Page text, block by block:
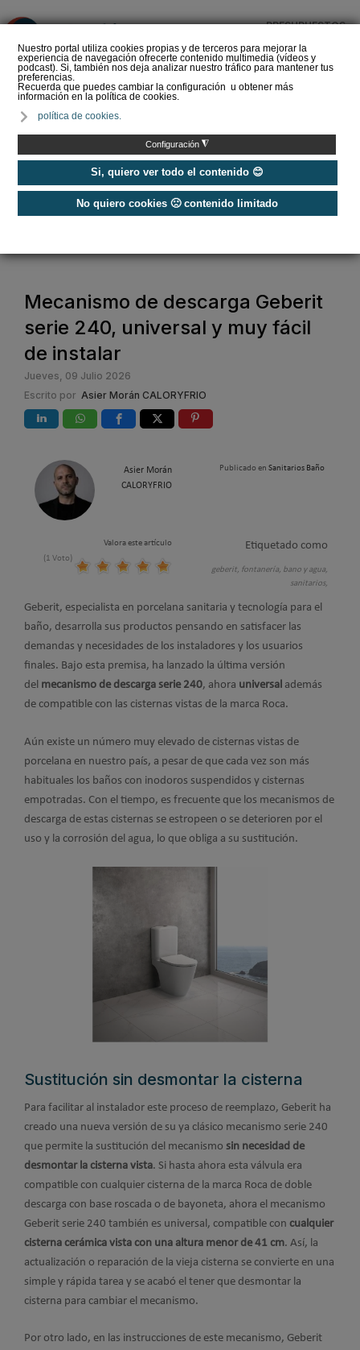
Nuestro portal utiliza cookies propias y de terceros para mejorar la
experiencia de navegación ofrecerte contenido multimedia (vídeos y
podcast). Si, también nos deja analizar nuestro tráfico para mantener tus
preferencias.
Recuerda que puedes cambiar la configuración u obtener más
información en la política de cookies.
política de cookies.
Configuración ◮
Si, quiero ver todo el contenido 😊
No quiero cookies 🙁 contenido limitado
PRESUPUESTOS
generación en sistemas
de expansión para t…
Baño y agua / Sanitarios y baño
/
Mecanismo de descarga Geberit
serie 240, universal y muy fácil
de instalar
Jueves, 09 Julio 2026
Escrito por Asier Morán CALORYFRIO
Asier Morán
CALORYFRIO
Publicado en Sanitarios Baño
Valora este artículo
(1 Voto)
Etiquetado como
geberit, fontanería, bano y agua,
sanitarios,
Geberit, especialista en porcelana sanitaria y tecnología para el
baño, desarrolla sus productos pensando en satisfacer las
demandas y necesidades de los instaladores y los usuarios
finales. Bajo esta premisa, ha lanzado la última versión
del mecanismo de descarga serie 240, ahora universal además
de compatible con las cisternas vistas de la marca Roca.
Aún existe un número muy elevado de cisternas vistas de
porcelana en nuestro país, a pesar de que cada vez son más
habituales los baños con inodoros suspendidos y cisternas
empotradas. Con el tiempo, es frecuente que los mecanismos de
descarga de estas cisternas se estropeen o se deterioren por el
uso y la corrosión del agua, lo que obliga a su sustitución.
Sustitución sin desmontar la cisterna
Para facilitar al instalador este proceso de reemplazo, Geberit ha
creado una nueva versión de su ya clásico mecanismo serie 240
que permite la sustitución del mecanismo sin necesidad de
desmontar la cisterna vista. Si hasta ahora esta válvula era
compatible con cualquier cisterna de la marca Roca de doble
descarga con base roscada o de bayoneta, ahora el mecanismo
Geberit serie 240 también es universal, compatible con cualquier
cisterna cerámica vista con una altura menor de 41 cm. Así, la
actualización o reparación de la vieja cisterna se convierte en una
simple y rápida tarea y se acabó el tener que desmontar la
cisterna para cambiar el mecanismo.
Por otro lado, en las instrucciones de este mecanismo, Geberit